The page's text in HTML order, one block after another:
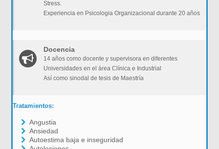
Stress.
Experiencia en Psicologia Organizacional durante 20 años
Docencia
14 años como docente y supervisora en diferentes
Universidades en el área Clínica e Industrial
Así como sinodal de tesis de Maestría
Tratamientos:
Angustia
Ansiedad
Autoestima baja e inseguridad